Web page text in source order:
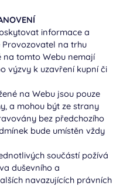
informace a
na trhu
na tomto Webu nemají
výzvy k uzavření kupní či
na Webu jsou pouze
a mohou být ze strany
bez předchozího
bude umístěn vždy
součástí požívá
duševního a
navazujících právních